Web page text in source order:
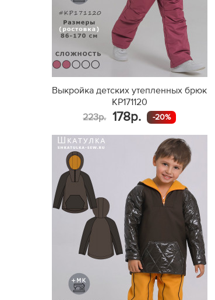
Выкройка детских утепленных брюк
KP171120
223р.
178р. -20%